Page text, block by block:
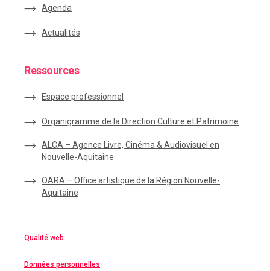
Agenda
Actualités
Ressources
Espace professionnel
Organigramme de la Direction Culture et Patrimoine
ALCA – Agence Livre, Cinéma & Audiovisuel en
Nouvelle-Aquitaine
OARA – Office artistique de la Région Nouvelle-
Aquitaine
Qualité web
Données personnelles